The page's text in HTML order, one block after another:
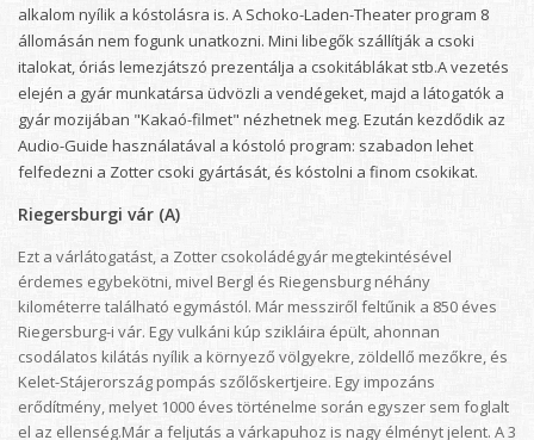
alkalom nyílik a kóstolásra is. A Schoko-Laden-Theater program 8
állomásán nem fogunk unatkozni. Mini libegők szállítják a csoki
italokat, óriás lemezjátszó prezentálja a csokitáblákat stb.A vezetés
elején a gyár munkatársa üdvözli a vendégeket, majd a látogatók a
gyár mozijában "Kakaó-filmet" nézhetnek meg. Ezután kezdődik az
Audio-Guide használatával a kóstoló program: szabadon lehet
felfedezni a Zotter csoki gyártását, és kóstolni a finom csokikat.
Riegersburgi vár (A)
Ezt a várlátogatást, a Zotter csokoládégyár megtekintésével
érdemes egybekötni, mivel Bergl és Riegensburg néhány
kilométerre található egymástól. Már messziről feltűnik a 850 éves
Riegersburg-i vár. Egy vulkáni kúp szikláira épült, ahonnan
csodálatos kilátás nyílik a környező völgyekre, zöldellő mezőkre, és
Kelet-Stájerország pompás szőlőskertjeire. Egy impozáns
erődítmény, melyet 1000 éves történelme során egyszer sem foglalt
el az ellenség.Már a feljutás a várkapuhoz is nagy élményt jelent. A 3